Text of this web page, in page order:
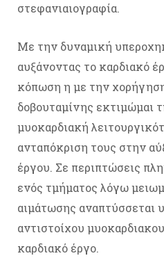
στεφανιαιογραφία.
Με την δυναμική
αυξάνοντας το καρδιακό
κόπωση η με την
δοβουταμίνης εκτιμώμαι
μυοκαρδιακή
ανταπόκριση τους στην
έργου. Σε περιπτώσεις
ενός τμήματος λόγω
αιμάτωσης αναπτύσσεται
αντιστοίχου
καρδιακό έργο.